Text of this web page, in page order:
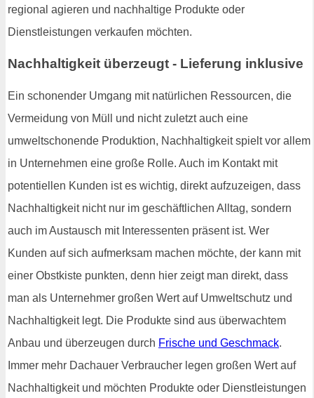
regional agieren und nachhaltige Produkte oder
Dienstleistungen verkaufen möchten.
Nachhaltigkeit überzeugt - Lieferung inklusive
Ein schonender Umgang mit natürlichen Ressourcen, die
Vermeidung von Müll und nicht zuletzt auch eine
umweltschonende Produktion, Nachhaltigkeit spielt vor allem
in Unternehmen eine große Rolle. Auch im Kontakt mit
potentiellen Kunden ist es wichtig, direkt aufzuzeigen, dass
Nachhaltigkeit nicht nur im geschäftlichen Alltag, sondern
auch im Austausch mit Interessenten präsent ist. Wer
Kunden auf sich aufmerksam machen möchte, der kann mit
einer Obstkiste punkten, denn hier zeigt man direkt, dass
man als Unternehmer großen Wert auf Umweltschutz und
Nachhaltigkeit legt. Die Produkte sind aus überwachtem
Anbau und überzeugen durch Frische und Geschmack.
Immer mehr Dachauer Verbraucher legen großen Wert auf
Nachhaltigkeit und möchten Produkte oder Dienstleistungen